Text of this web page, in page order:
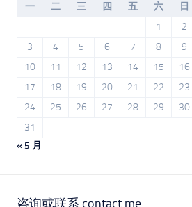
一
二 三 四 五 六
日
1
2
3
4 5 6 7 8
9
10
11 12 13 14 15
16
17
18 19 20 21 22
23
24
25 26 27 28 29
30
31
« 5 月
咨询或联系 contact me